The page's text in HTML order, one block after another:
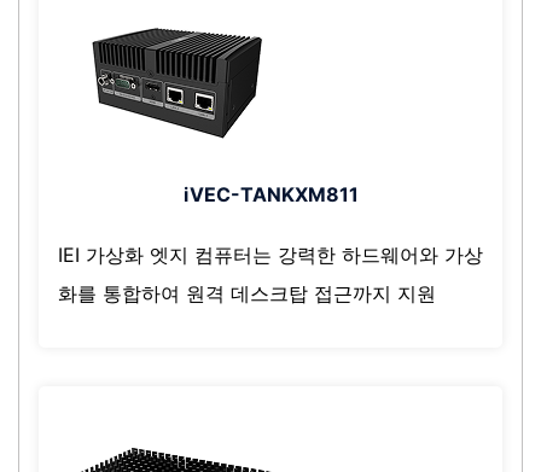
iVEC-TANKXM811
IEI 가상화 엣지 컴퓨터는 강력한 하드웨어와 가상
화를 통합하여 원격 데스크탑 접근까지 지원